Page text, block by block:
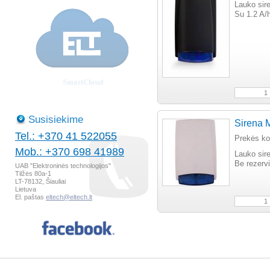
Lauko
Su 1.2 A/
Sirena
Prekės
Lauko
Be
Susisiekime
Tel.: +370 41 522055
Mob.: +370 698 41989
UAB "Elektroninės technologijos"
Tilžės 80a-1
LT-78132, Šiauliai
Lietuva
El. paštas eltech@eltech.lt